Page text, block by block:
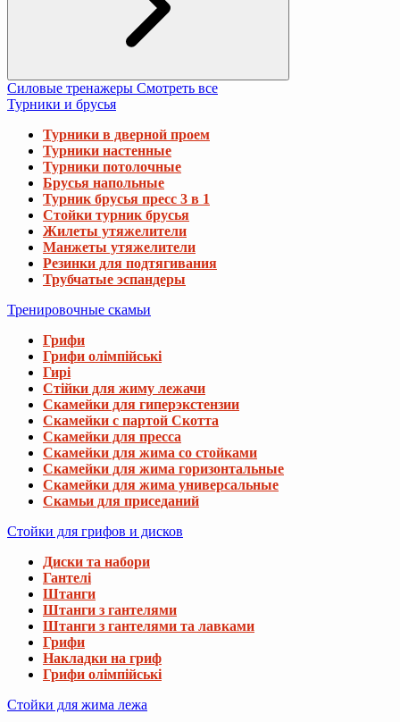
Силовые тренажеры Смотреть все
Турники и брусья
Турники в дверной проем
Турники настенные
Турники потолочные
Брусья напольные
Турник брусья пресс 3 в 1
Стойки турник брусья
Жилеты утяжелители
Манжеты утяжелители
Резинки для подтягивания
Трубчатые эспандеры
Тренировочные скамьи
Грифи
Грифи олімпійські
Гирі
Стійки для жиму лежачи
Скамейки для гиперэкстензии
Скамейки с партой Скотта
Скамейки для пресса
Скамейки для жима со стойками
Скамейки для жима горизонтальные
Скамейки для жима универсальные
Скамьи для приседаний
Стойки для грифов и дисков
Диски та набори
Гантелі
Штанги
Штанги з гантелями
Штанги з гантелями та лавками
Грифи
Накладки на гриф
Грифи олімпійські
Стойки для жима лежа